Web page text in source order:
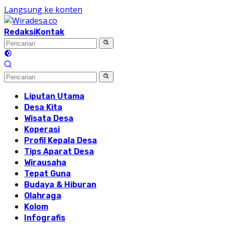
Langsung ke konten
RedaksiKontak
Liputan Utama
Desa Kita
Wisata Desa
Koperasi
Profil Kepala Desa
Tips Aparat Desa
Wirausaha
Tepat Guna
Budaya & Hiburan
Olahraga
Kolom
Infografis